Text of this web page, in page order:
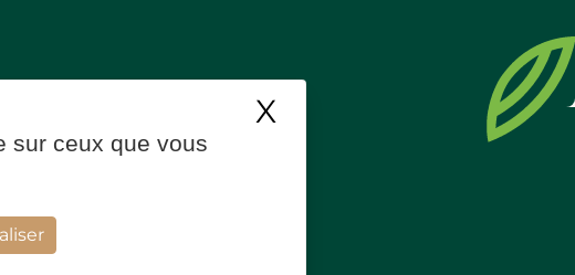
sur ceux que vous
X Masquer le